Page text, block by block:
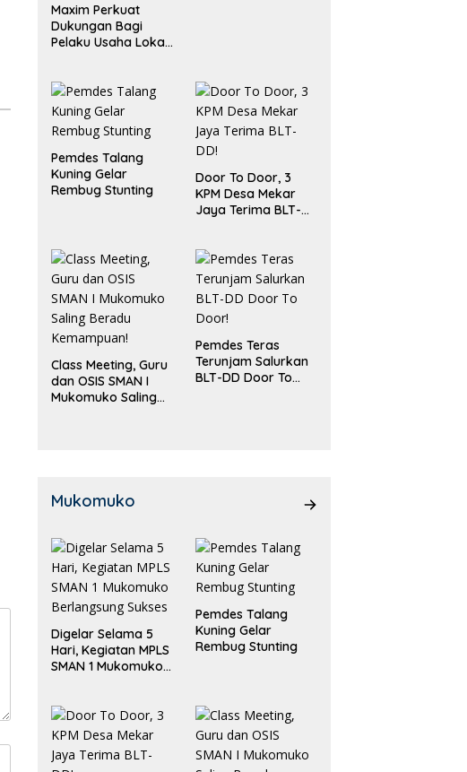
Maxim Perkuat
Dukungan Bagi
Pelaku Usaha Lokal
Ruang Publik dan
Kebersihan Pasar
Pemdes Talang
Kuning Gelar
Rembug Stunting
Door To Door, 3
KPM Desa Mekar
Jaya Terima BLT-
Class Meeting, Guru
dan OSIS SMAN I
Mukomuko Saling
Pemdes Teras
Terunjam Salurkan
BLT-DD Door To
Mukomuko
Digelar Selama 5
Hari, Kegiatan MPLS
SMAN 1 Mukomuko
Pemdes Talang
Kuning Gelar
Rembug Stunting